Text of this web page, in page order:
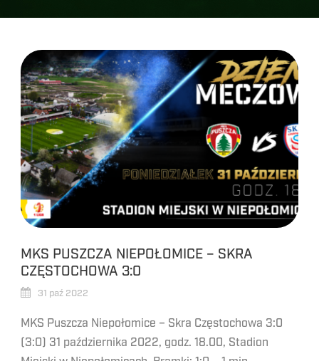
MKS PUSZCZA NIEPOŁOMICE – SKRA
CZĘSTOCHOWA 3:0
31 paź 2022
MKS Puszcza Niepołomice – Skra Częstochowa 3:0
(3:0) 31 października 2022, godz. 18.00, Stadion